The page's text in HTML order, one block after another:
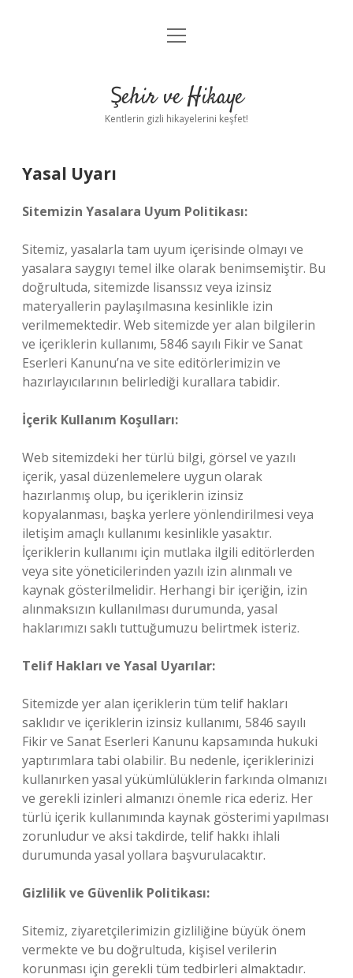
Anasayfa
Yasal Uyarı
menüyü
Şehir ve Hikaye
Kentlerin gizli hikayelerini keşfet!
Yasal Uyarı
Sitemizin Yasalara Uyum Politikası:
Sitemiz, yasalarla tam uyum içerisinde olmayı ve
yasalara saygıyı temel ilke olarak benimsemiştir. Bu
doğrultuda, sitemizde lisanssız veya izinsiz
materyallerin paylaşılmasına kesinlikle izin
verilmemektedir. Web sitemizde yer alan bilgilerin
ve içeriklerin kullanımı, 5846 sayılı Fikir ve Sanat
Eserleri Kanunu’na ve site editörlerimizin ve
hazırlayıcılarının belirlediği kurallara tabidir.
İçerik Kullanım Koşulları:
Web sitemizdeki her türlü bilgi, görsel ve yazılı
içerik, yasal düzenlemelere uygun olarak
hazırlanmış olup, bu içeriklerin izinsiz
kopyalanması, başka yerlere yönlendirilmesi veya
iletişim amaçlı kullanımı kesinlikle yasaktır.
İçeriklerin kullanımı için mutlaka ilgili editörlerden
veya site yöneticilerinden yazılı izin alınmalı ve
kaynak gösterilmelidir. Herhangi bir içeriğin, izin
alınmaksızın kullanılması durumunda, yasal
haklarımızı saklı tuttuğumuzu belirtmek isteriz.
Telif Hakları ve Yasal Uyarılar:
Sitemizde yer alan içeriklerin tüm telif hakları
saklıdır ve içeriklerin izinsiz kullanımı, 5846 sayılı
Fikir ve Sanat Eserleri Kanunu kapsamında hukuki
yaptırımlara tabi olabilir. Bu nedenle, içeriklerinizi
kullanırken yasal yükümlülüklerin farkında olmanızı
ve gerekli izinleri almanızı önemle rica ederiz. Her
türlü içerik kullanımında kaynak gösterimi yapılması
zorunludur ve aksi takdirde, telif hakkı ihlali
durumunda yasal yollara başvurulacaktır.
Gizlilik ve Güvenlik Politikası:
Sitemiz, ziyaretçilerimizin gizliliğine büyük önem
vermekte ve bu doğrultuda, kişisel verilerin
korunması için gerekli tüm tedbirleri almaktadır.